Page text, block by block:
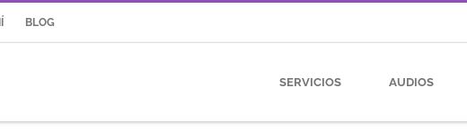
BLOG
SERVICIOS AUDIOS